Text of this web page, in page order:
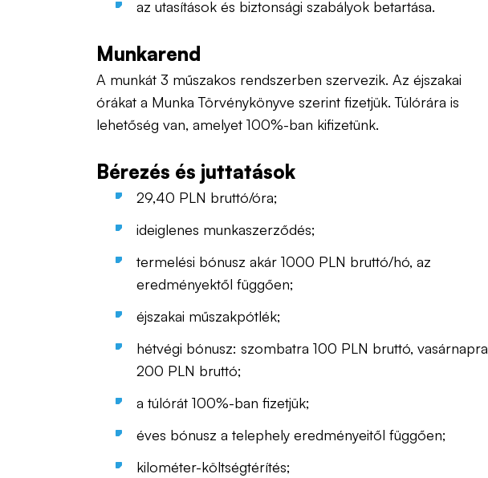
az utasítások és biztonsági szabályok betartása.
Munkarend
A munkát 3 műszakos rendszerben szervezik. Az éjszakai
órákat a Munka Törvénykönyve szerint fizetjük. Túlórára is
lehetőség van, amelyet 100%-ban kifizetünk.
Bérezés és juttatások
29,40 PLN bruttó/óra;
ideiglenes munkaszerződés;
termelési bónusz akár 1000 PLN bruttó/hó, az
eredményektől függően;
éjszakai műszakpótlék;
hétvégi bónusz: szombatra 100 PLN bruttó, vasárnapra
200 PLN bruttó;
a túlórát 100%-ban fizetjük;
éves bónusz a telephely eredményeitől függően;
kilométer-költségtérítés;